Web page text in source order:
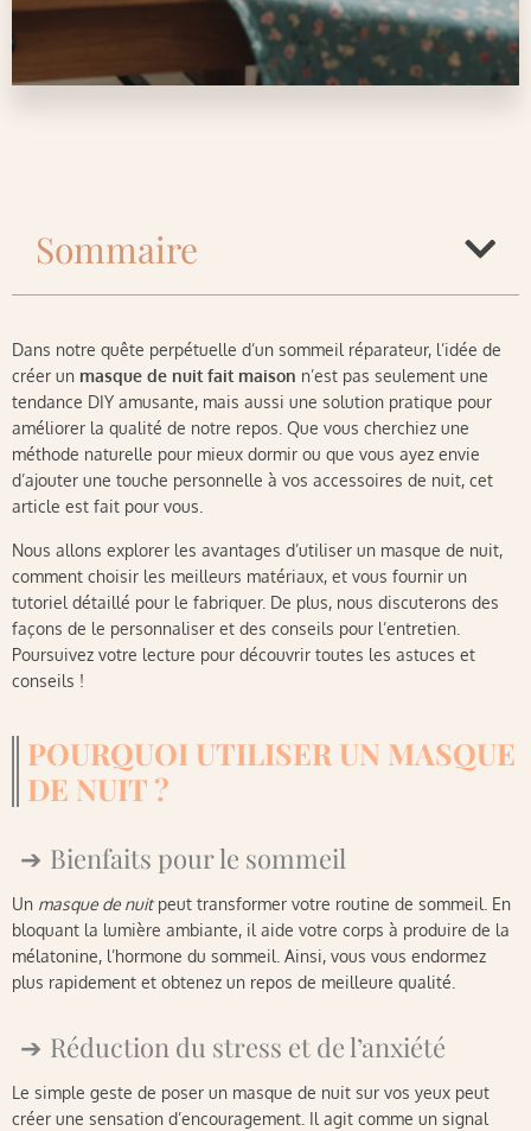
Sommaire
Dans notre quête perpétuelle d’un sommeil réparateur, l’idée de
créer un masque de nuit fait maison n’est pas seulement une
tendance DIY amusante, mais aussi une solution pratique pour
améliorer la qualité de notre repos. Que vous cherchiez une
méthode naturelle pour mieux dormir ou que vous ayez envie
d’ajouter une touche personnelle à vos accessoires de nuit, cet
article est fait pour vous.
Nous allons explorer les avantages d’utiliser un masque de nuit,
comment choisir les meilleurs matériaux, et vous fournir un
tutoriel détaillé pour le fabriquer. De plus, nous discuterons des
façons de le personnaliser et des conseils pour l’entretien.
Poursuivez votre lecture pour découvrir toutes les astuces et
conseils !
POURQUOI UTILISER UN MASQUE
DE NUIT ?
Bienfaits pour le sommeil
Un masque de nuitpeut transformer votre routine de sommeil. En
bloquant la lumière ambiante, il aide votre corps à produire de la
mélatonine, l’hormone du sommeil. Ainsi, vous vous endormez
plus rapidement et obtenez un repos de meilleure qualité.
Réduction du stress et de l’anxiété
Le simple geste de poser un masque de nuit sur vos yeux peut
créer une sensation d’encouragement. Il agit comme un signal